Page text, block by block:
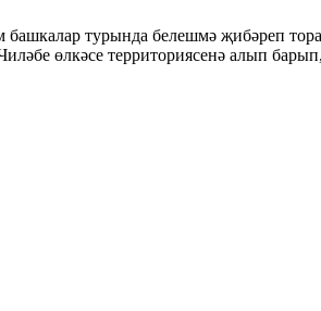
башкалар турында белешмә җибәреп
өлкәсе территориясенә алып